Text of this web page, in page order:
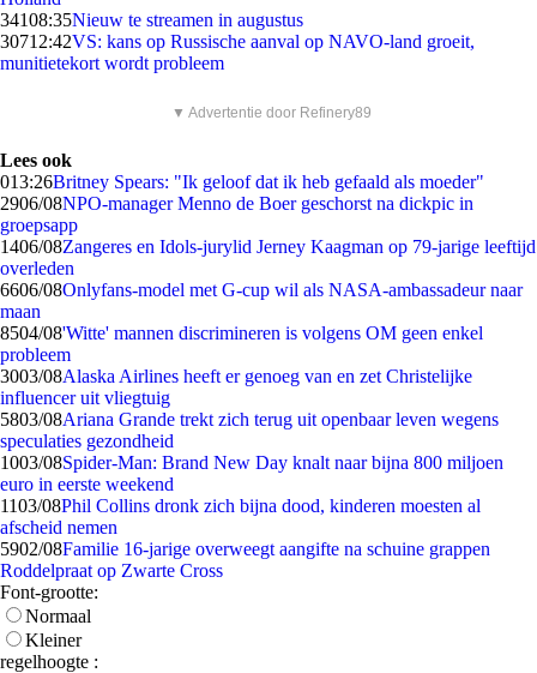
34108:35Nieuw te streamen in augustus
30712:42VS: kans op Russische aanval op NAVO-land groeit,
munitietekort wordt probleem
▼ Advertentie door Refinery89
Lees ook
013:26Britney Spears: "Ik geloof dat ik heb gefaald als moeder"
2906/08NPO-manager Menno de Boer geschorst na dickpic in
groepsapp
1406/08Zangeres en Idols-jurylid Jerney Kaagman op 79-jarige leeftijd
overleden
6606/08Onlyfans-model met G-cup wil als NASA-ambassadeur naar
maan
8504/08'Witte' mannen discrimineren is volgens OM geen enkel
probleem
3003/08Alaska Airlines heeft er genoeg van en zet Christelijke
influencer uit vliegtuig
5803/08Ariana Grande trekt zich terug uit openbaar leven wegens
speculaties gezondheid
1003/08Spider-Man: Brand New Day knalt naar bijna 800 miljoen
euro in eerste weekend
1103/08Phil Collins dronk zich bijna dood, kinderen moesten al
afscheid nemen
5902/08Familie 16-jarige overweegt aangifte na schuine grappen
Roddelpraat op Zwarte Cross
Font-grootte:
Normaal
Kleiner
regelhoogte :